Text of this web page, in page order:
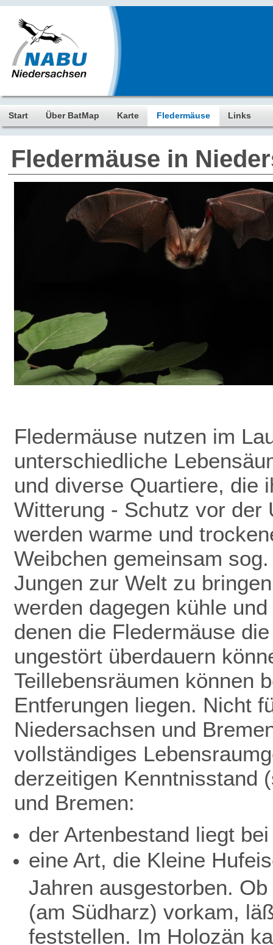
Start Über BatMap Karte Fledermäuse Links
Fledermäuse in
Fledermäuse nutzen im
unterschiedliche
und diverse Quartiere, die
Witterung - Schutz vor der
werden warme und
Weibchen gemeinsam
Jungen zur Welt zu
werden dagegen kühle
denen die Fledermäuse
ungestört überdauern
Teillebensräumen können
Entferungen liegen. Nicht
Niedersachsen und
vollständiges
derzeitigen Kenntnisstand
und Bremen:
der Artenbestand liegt
eine Art, die Kleine
Jahren ausgestorben.
(am Südharz) vorkam,
feststellen. Im Holozän